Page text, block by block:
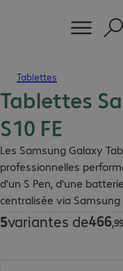
Tablettes
Tablettes
S10 FE
Les Samsung Galaxy
professionnelles
d'un S Pen, d'une
centralisée via
et rentabilité pour une
5variantes de466,99